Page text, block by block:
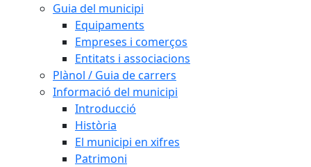
Guia del municipi
Equipaments
Empreses i comerços
Entitats i associacions
Plànol / Guia de carrers
Informació del municipi
Introducció
Història
El municipi en xifres
Patrimoni